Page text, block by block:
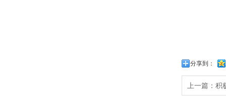
分享到：
上一篇：